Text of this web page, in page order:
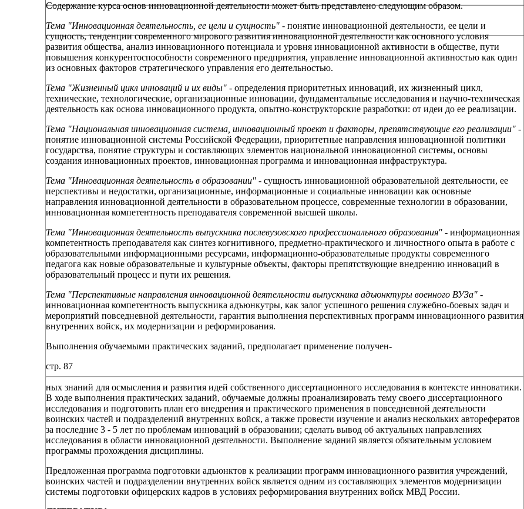
Содержание курса основ инновационной деятельности может быть представлено следующим образом.
Тема "Инновационная деятельность, ее цели и сущность" - понятие инновационной деятельности, ее цели и
сущность, тенденции современного мирового развития инновационной деятельности как основного условия
развития общества, анализ инновационного потенциала и уровня инновационной активности в обществе, пути
повышения конкурентоспособности современного предприятия, управление инновационной активностью как один
из основных факторов стратегического управления его деятельностью.
Тема "Жизненный цикл инноваций и их виды" - определения приоритетных инноваций, их жизненный цикл,
технические, технологические, организационные инновации, фундаментальные исследования и научно-техническая
деятельность как основа инновационного продукта, опытно-конструкторские разработки: от идеи до ее реализации.
Тема "Национальная инновационная система, инновационный проект и факторы, препятствующие его реализации" -
понятие инновационной системы Российской Федерации, приоритетные направления инновационной политики
государства, понятие структуры и составляющих элементов национальной инновационной системы, основы
создания инновационных проектов, инновационная программа и инновационная инфраструктура.
Тема "Инновационная деятельность в образовании" - сущность инновационной образовательной деятельности, ее
перспективы и недостатки, организационные, информационные и социальные инновации как основные
направления инновационной деятельности в образовательном процессе, современные технологии в образовании,
инновационная компетентность преподавателя современной высшей школы.
Тема "Инновационная деятельность выпускника послевузовского профессионального образования" - информационная
компетентность преподавателя как синтез когнитивного, предметно-практического и личностного опыта в работе с
образовательными информационными ресурсами, информационно-образовательные продукты современного
педагога как новые образовательные и культурные объекты, факторы препятствующие внедрению инноваций в
образовательный процесс и пути их решения.
Тема "Перспективные направления инновационной деятельности выпускника адъюнктуры военного ВУЗа" -
инновационная компетентность выпускника адъюнкутры, как залог успешного решения служебно-боевых задач и
мероприятий повседневной деятельности, гарантия выполнения перспективных программ инновационного развития
внутренних войск, их модернизации и реформирования.
Выполнения обучаемыми практических заданий, предполагает применение получен-
стр. 87
ных знаний для осмысления и развития идей собственного диссертационного исследования в контексте инноватики.
В ходе выполнения практических заданий, обучаемые должны проанализировать тему своего диссертационного
исследования и подготовить план его внедрения и практического применения в повседневной деятельности
воинских частей и подразделений внутренних войск, а также провести изучение и анализ нескольких авторефератов
за последние 3 - 5 лет по проблемам инноваций в образовании; сделать вывод об актуальных направлениях
исследования в области инновационной деятельности. Выполнение заданий является обязательным условием
программы прохождения дисциплины.
Предложенная программа подготовки адъюнктов к реализации программ инновационного развития учреждений,
воинских частей и подразделении внутренних войск является одним из составляющих элементов модернизации
системы подготовки офицерских кадров в условиях реформирования внутренних войск МВД России.